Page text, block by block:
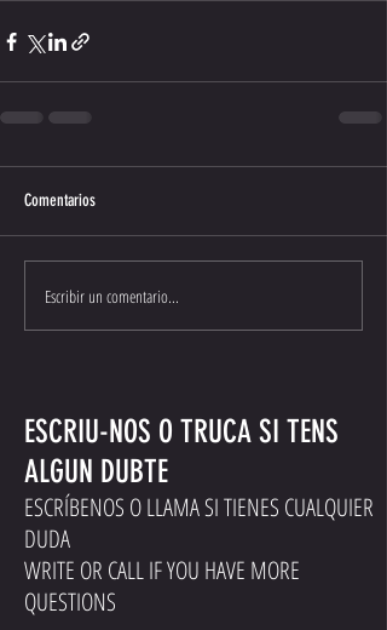
Comentarios
Escribir un comentario...
ESCRIU-NOS O TRUCA SI TENS
ALGUN DUBTE
ESCRÍBENOS O LLAMA SI TIENES CUALQUIER
DUDA
WRITE OR CALL IF YOU HAVE MORE
QUESTIONS